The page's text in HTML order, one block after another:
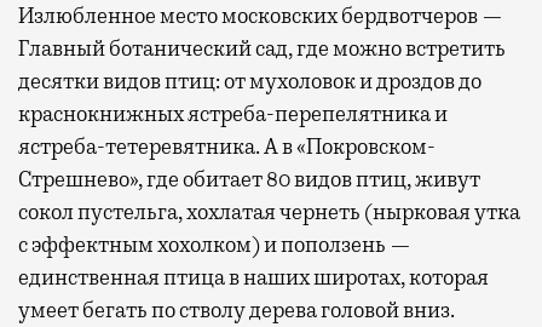
Излюбленное место московских бердвотчеров —
Главный ботанический сад, где можно встретить
десятки видов птиц: от мухоловок и дроздов до
краснокнижных ястреба-перепелятника и
ястреба-тетеревятника. А в «Покровском-
Стрешнево», где обитает 80 видов птиц, живут
сокол пустельга, хохлатая чернеть (нырковая утка
с эффектным хохолком) и поползень —
единственная птица в наших широтах, которая
умеет бегать по стволу дерева головой вниз.